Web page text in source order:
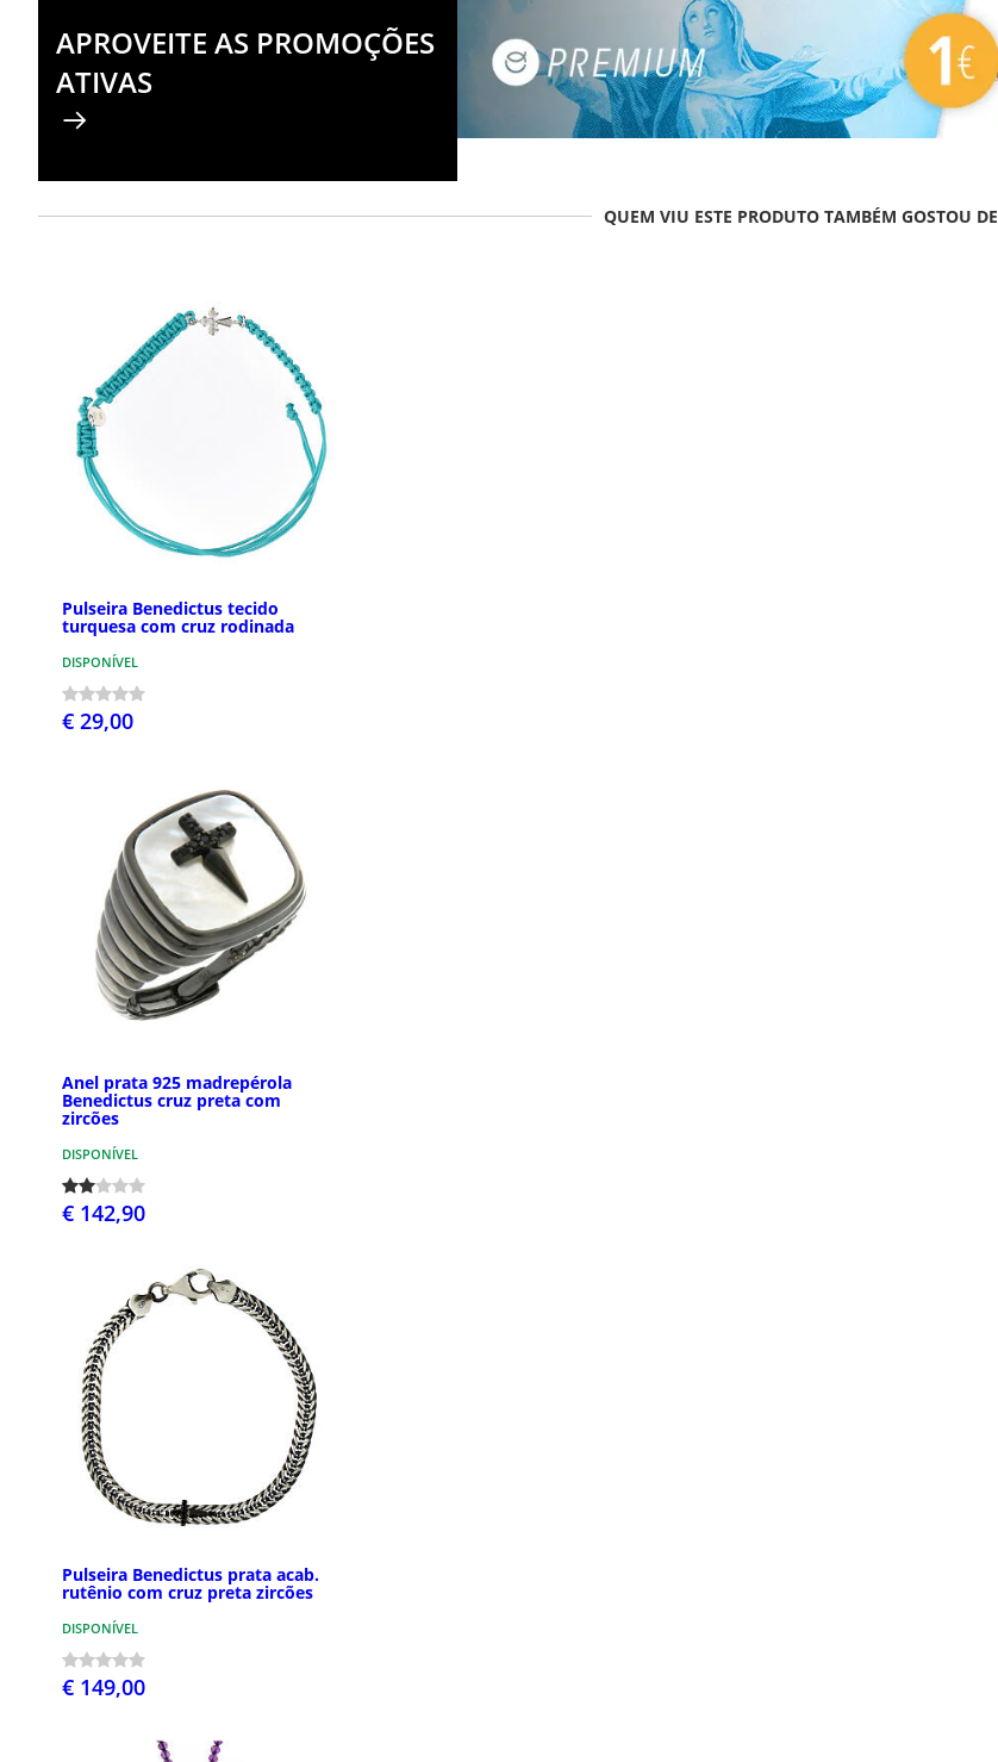
APROVEITE AS PROMOÇÕES
ATIVAS
QUEM VIU ESTE PRODUTO TAMBÉM GOSTOU DE
Pulseira Benedictus tecido
turquesa com cruz rodinada
DISPONÍVEL
€ 29,00
Anel prata 925 madrepérola
Benedictus cruz preta com
zircões
DISPONÍVEL
€ 142,90
Pulseira Benedictus prata acab.
rutênio com cruz preta zircões
DISPONÍVEL
€ 149,00